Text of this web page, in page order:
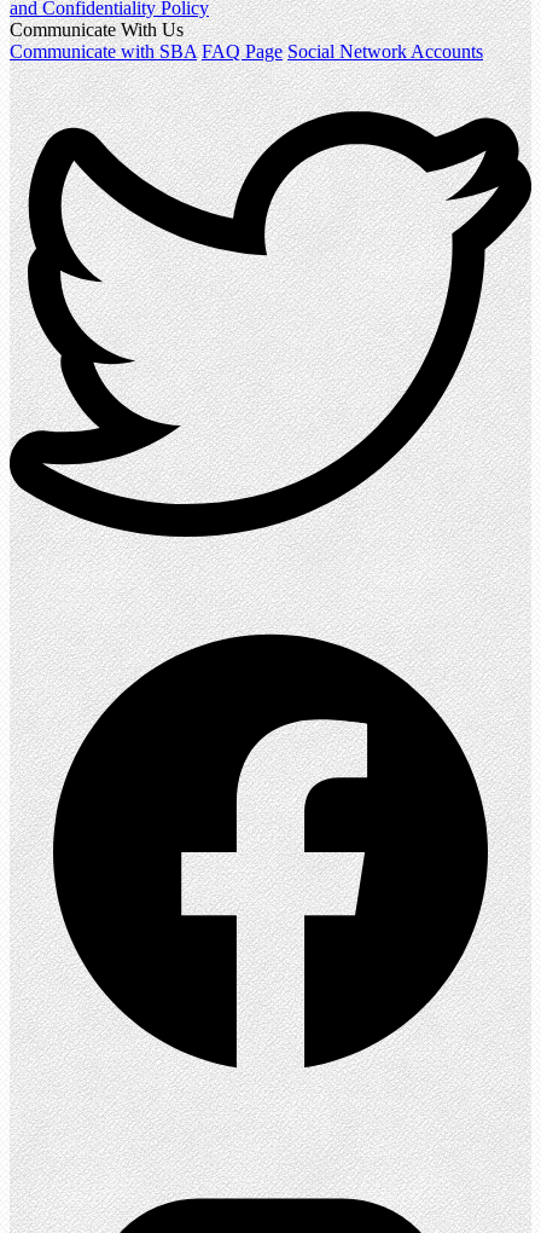
and Confidentiality Policy
Communicate With Us
Communicate with SBA FAQ Page Social Network Accounts